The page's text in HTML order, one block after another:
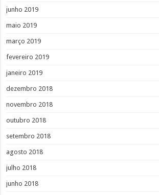
junho 2019
maio 2019
março 2019
fevereiro 2019
janeiro 2019
dezembro 2018
novembro 2018
outubro 2018
setembro 2018
agosto 2018
julho 2018
junho 2018